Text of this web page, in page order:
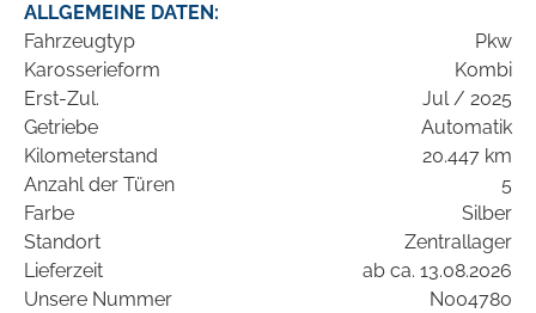
ALLGEMEINE DATEN:
Fahrzeugtyp
Pkw
Karosserieform
Kombi
Erst-Zul.
Jul / 2025
Getriebe
Automatik
Kilometerstand
20.447 km
Anzahl der Türen
5
Farbe
Silber
Standort
Zentrallager
Lieferzeit
ab ca. 13.08.2026
Unsere Nummer
N004780